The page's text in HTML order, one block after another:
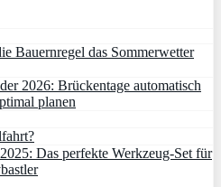
Bauernregel das Sommerwetter
2026: Brückentage automatisch
planen
Das perfekte Werkzeug-Set für